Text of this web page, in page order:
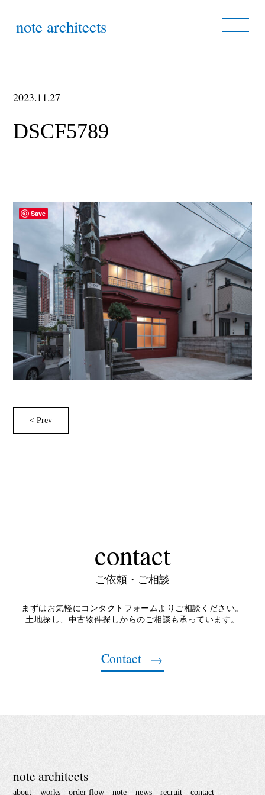
note architects
2023.11.27
DSCF5789
< Prev
contact
ご依頼・ご相談
まずはお気軽にコンタクトフォームよりご相談ください。
土地探し、中古物件探しからのご相談も承っています。
Contact
note architects
about works order flow note news recruit contact
Save